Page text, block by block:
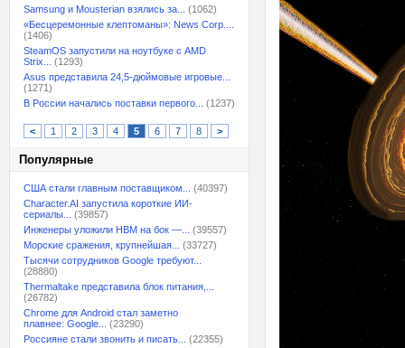
Samsung и Mousterian взялись за...
(1062)
«Бесцеремонные клептоманы»: News Corp....
(1406)
SteamOS запустили на ноутбуке с AMD
Strix...
(1293)
Asus представила 24,5-дюймовые игровые...
(1271)
В России начались поставки первого...
(1237)
< 1 2 3 4 5 6 7 8 >
Популярные
США стали главным поставщиком...
(40397)
Character.AI запустила короткие ИИ-
сериалы...
(39857)
Инженеры уложили HBM на бок —...
(39557)
Морские сражения, крупнейшая...
(33727)
Тысячи сотрудников Google требуют...
(28880)
Thermaltake представила блок питания,...
(26782)
Chrome для Android стал заметно
плавнее: Google...
(23290)
Россияне стали звонить и писать...
(22355)